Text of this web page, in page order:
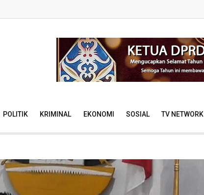
POLITIK KRIMINAL EKONOMI SOSIAL TV NETWORK